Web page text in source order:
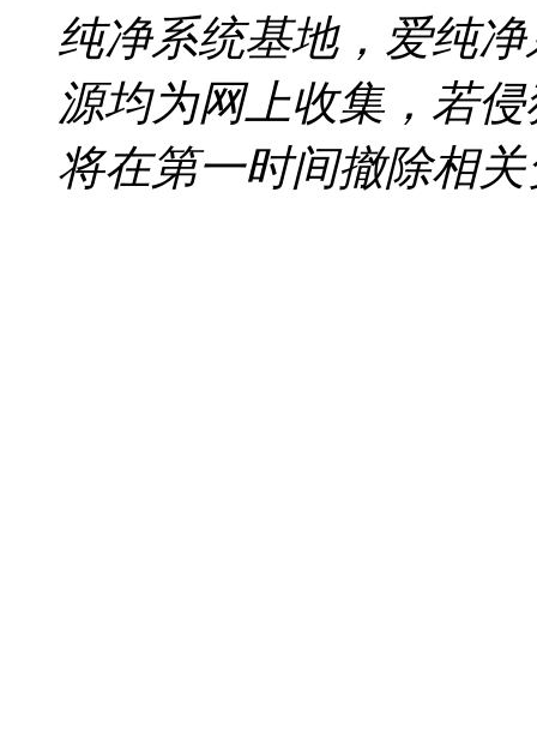
纯净系统基地，爱纯
源均为网上收集，若
将在第一时间撤除相